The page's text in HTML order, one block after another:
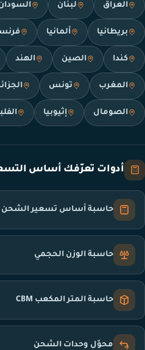
العراق لبنان
بريطانيا ألمانيا
كندا الصين الهند
المغرب تونس
الصومال إثيوبيا
أدوات تعرّفك أساس
حاسبة أساس تسعير الشحن
حاسبة الوزن الحجمي
حاسبة المتر المكعب CBM
محوّل وحدات الشحن